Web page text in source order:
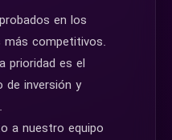
en los
más competitivos.
prioridad es el
de inversión y
a nuestro equipo